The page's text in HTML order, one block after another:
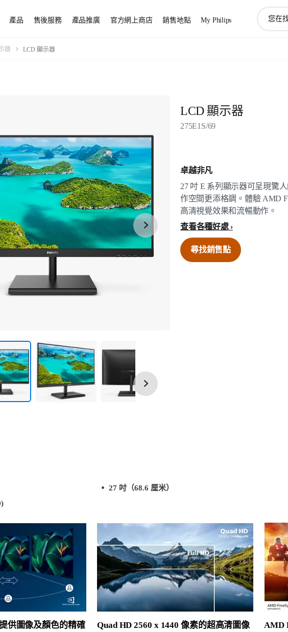
產品 售後服務 產品推廣 官方網上商店 銷售地點 My Philips
器 LCD 顯示器
LCD 顯示器
275E1S/69
卓越非凡
27 吋 E 系列顯示器可呈現驚
作空間更添格調。體驗 AMD
高清視覺效果和流暢動作。
查看各種好處
尋找銷售點
27 吋（68.6 厘米）
供圖像及顏色的精確
Quad HD 2560 x 1440 像素的超高清圖像
AMD